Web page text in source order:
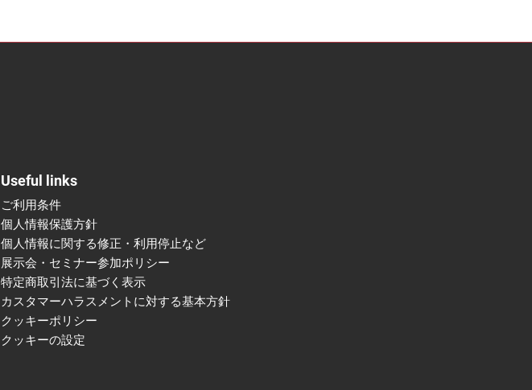
Useful links
ご利用条件
個人情報保護方針
個人情報に関する修正・利用停止など
展示会・セミナー参加ポリシー
特定商取引法に基づく表示
カスタマーハラスメントに対する基本方針
クッキーポリシー
クッキーの設定